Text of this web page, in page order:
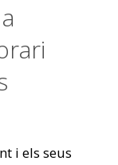
i els seus